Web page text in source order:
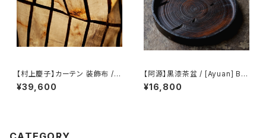
【村上慶子】カーテン 装飾布 /
【sabi-nuno】tablecloth stol
e
¥39,600
【阿源】黒漆茶盆 / [Ayuan] Bla
ck Lacquer Tea Tray
¥16,800